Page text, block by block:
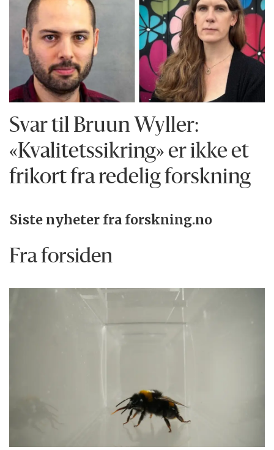
Svar til Bruun Wyller:
«Kvalitetssikring» er ikke et
frikort fra redelig forskning
Siste nyheter fra forskning.no
Fra forsiden